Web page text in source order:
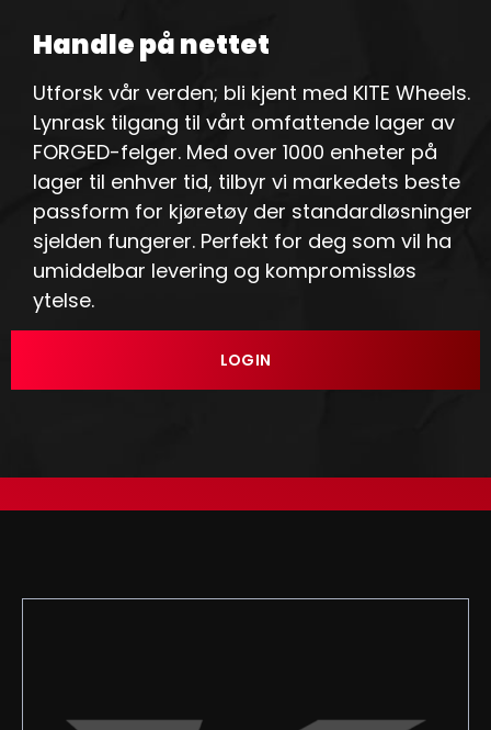
Handle på nettet
Utforsk vår verden; bli kjent med KITE Wheels.
Lynrask tilgang til vårt omfattende lager av
FORGED-felger. Med over 1000 enheter på
lager til enhver tid, tilbyr vi markedets beste
passform for kjøretøy der standardløsninger
sjelden fungerer. Perfekt for deg som vil ha
umiddelbar levering og kompromissløs
ytelse.
LOGIN